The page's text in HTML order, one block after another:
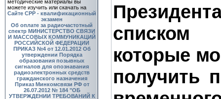
методические материалы вы
можете изучить или скачать на
Сайте СРР - квалификационный
экзамен
Об оплате за радиочастотный
спектр МИНИСТЕРСТВО СВЯЗИ
И МАССОВЫХ КОММУНИКАЦИЙ
РОССИЙСКОЙ ФЕДЕРАЦИИ
ПРИКАЗ №4 от 12.01.2012 Об
утверждении Порядка
образования позывных
сигналов для опознавания
радиоэлектронных средств
гражданского назначения
Приказ Минкомсвязи РФ от
26.07.2012 № 184 "ОБ
УТВЕРЖДЕНИИ ТРЕБОВАНИЙ К
списком
которые
получить